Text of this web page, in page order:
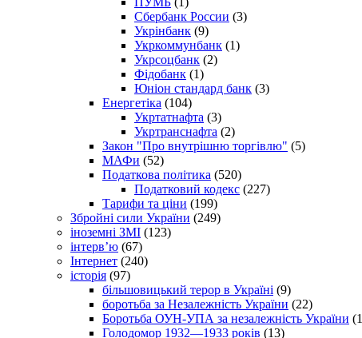
Сбербанк России (3)
Укрінбанк (9)
Укркоммунбанк (1)
Укрсоцбанк (2)
Фідобанк (1)
Юніон стандард банк (3)
Енергетіка (104)
Укртатнафта (3)
Укртранснафта (2)
Закон "Про внутрішню торгівлю" (5)
МАФи (52)
Податкова політика (520)
Податковий кодекс (227)
Тарифи та ціни (199)
Збройні сили України (249)
іноземні ЗМІ (123)
інтерв’ю (67)
Інтернет (240)
історія (97)
більшовицький терор в Україні (9)
боротьба за Незалежність України (22)
Боротьба ОУН-УПА за незалежність України
Голодомор 1932—1933 років (13)